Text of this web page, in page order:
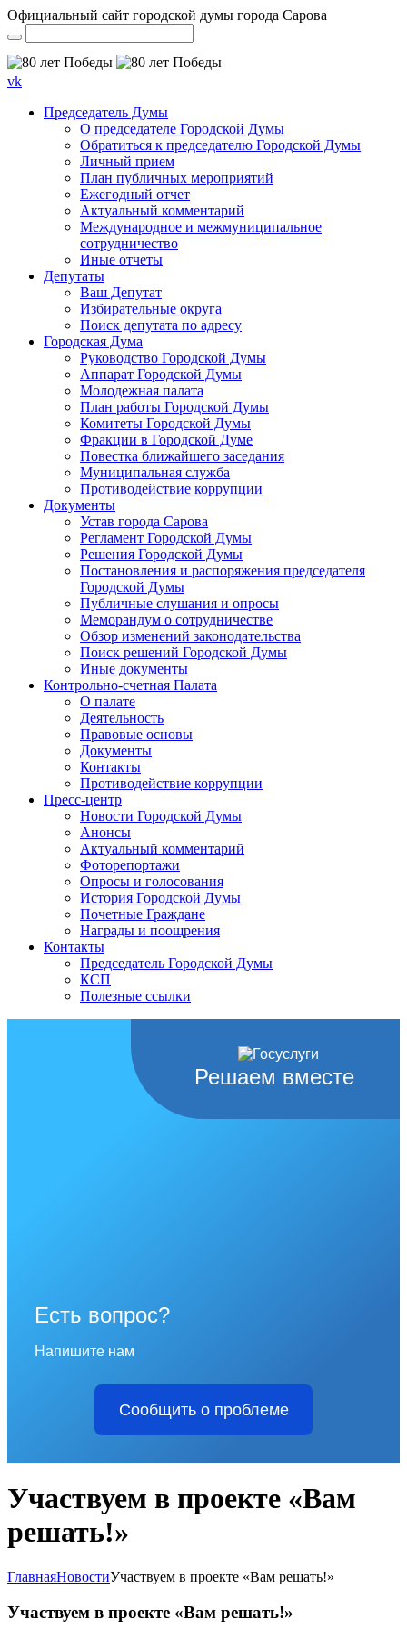
Официальный сайт городской думы города Сарова
vk
Председатель Думы
О председателе Городской Думы
Обратиться к председателю Городской Думы
Личный прием
План публичных мероприятий
Ежегодный отчет
Актуальный комментарий
Международное и межмуниципальное
сотрудничество
Иные отчеты
Депутаты
Ваш Депутат
Избирательные округа
Поиск депутата по адресу
Городская Дума
Руководство Городской Думы
Аппарат Городской Думы
Молодежная палата
План работы Городской Думы
Комитеты Городской Думы
Фракции в Городской Думе
Повестка ближайшего заседания
Муниципальная служба
Противодействие коррупции
Документы
Устав города Сарова
Регламент Городской Думы
Решения Городской Думы
Постановления и распоряжения председателя
Городской Думы
Публичные слушания и опросы
Меморандум о сотрудничестве
Обзор изменений законодательства
Поиск решений Городской Думы
Иные документы
Контрольно-счетная Палата
О палате
Деятельность
Правовые основы
Документы
Контакты
Противодействие коррупции
Пресс-центр
Новости Городской Думы
Анонсы
Актуальный комментарий
Фоторепортажи
Опросы и голосования
История Городской Думы
Почетные Граждане
Награды и поощрения
Контакты
Председатель Городской Думы
КСП
Полезные ссылки
Решаем вместе
Есть вопрос?
Напишите нам
Сообщить о проблеме
Участвуем в проекте «Вам
решать!»
ГлавнаяНовостиУчаствуем в проекте «Вам решать!»
Участвуем в проекте «Вам решать!»